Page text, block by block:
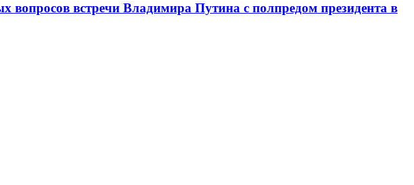
встречи Владимира Путина с полпредом президента в